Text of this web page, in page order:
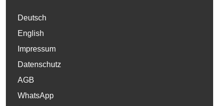
Deutsch
English
Impressum
Datenschutz
AGB
WhatsApp